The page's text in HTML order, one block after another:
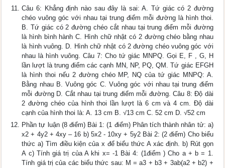
Câu 6: Khẳng định nào sau đây là sai: A. Tứ giác có 2 đường
chéo vuông góc với nhau tại trung điểm mỗi đường là hình thoi.
B. Tứ giác có 2 đường chéo cắt nhau tại trung điểm mỗi đường
là hình bình hành C. Hình chữ nhật có 2 đường chéo bằng nhau
là hình vuông. D. Hình chữ nhật có 2 đường chéo vuông góc với
nhau là hình vuông. Câu 7: Cho tứ giác MNPQ. Gọi E, F , G, H
lần lượt là trung điểm các cạnh MN, NP, PQ, QM. Tứ giác EFGH
là hình thoi nếu 2 đường chéo MP, NQ của tứ giác MNPQ: A.
Bằng nhau B. Vuông góc C. Vuông góc với nhau tại trung điểm
mỗi đường D. Cắt nhau tại trung điểm mỗi đường. Câu 8: Độ dài
2 đường chéo của hình thoi lần lượt là 6 cm và 4 cm. Độ dài
cạnh của hình thoi là: A. 13 cm B. √13 cm C. 52 cm D. √52 cm
Phần tự luận (8 điểm) Bài 1: (1 điểm) Phân tích thành nhân tử: a)
x2 + 4y2 + 4xy – 16 b) 5x2 - 10xy + 5y2 Bài 2: (2 điểm) Cho biểu
thức a) Tìm điều kiện của x để biểu thức A xác định. b) Rút gọn
A c) Tính giá trị của A khi x= -1 Bài 4: (1điểm ) Cho a + b = 1.
Tính giá trị của các biểu thức sau: M = a3 + b3 + 3ab(a2 + b2) +